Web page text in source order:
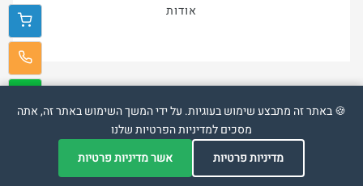
אודות
🍪 באתר זה מתבצע שימוש בעוגיות. על ידי המשך השימוש באתר זה, אתה
מסכים למדיניות הפרטיות שלנו
מדיניות פרטיות
אשר מדיניות פרטיותאתר זה פותח על מערכתVeriou